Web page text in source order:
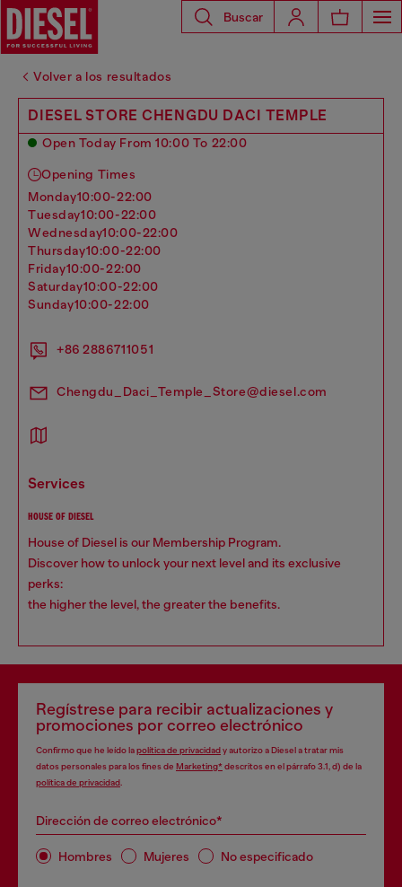
Buscar
Volver a los resultados
DIESEL STORE CHENGDU DACI TEMPLE
Open Today From 10:00 To 22:00
Opening Times
monday10:00-22:00
tuesday10:00-22:00
wednesday10:00-22:00
thursday10:00-22:00
friday10:00-22:00
saturday10:00-22:00
sunday10:00-22:00
+86 2886711051
Chengdu_Daci_Temple_Store@diesel.com
services
HOUSE OF DIESEL
House of Diesel is our Membership Program.
Discover how to unlock your next level and its exclusive
perks:
the higher the level, the greater the benefits.
Regístrese para recibir actualizaciones y
promociones por correo electrónico
Confirmo que he leído lapolítica de privacidady autorizo a Diesel a tratar mis
datos personales para los fines de Marketing*descritos en el párrafo 3.1, d) de la
política de privacidad
Dirección de correo electrónico*
Hombres Mujeres No especificado